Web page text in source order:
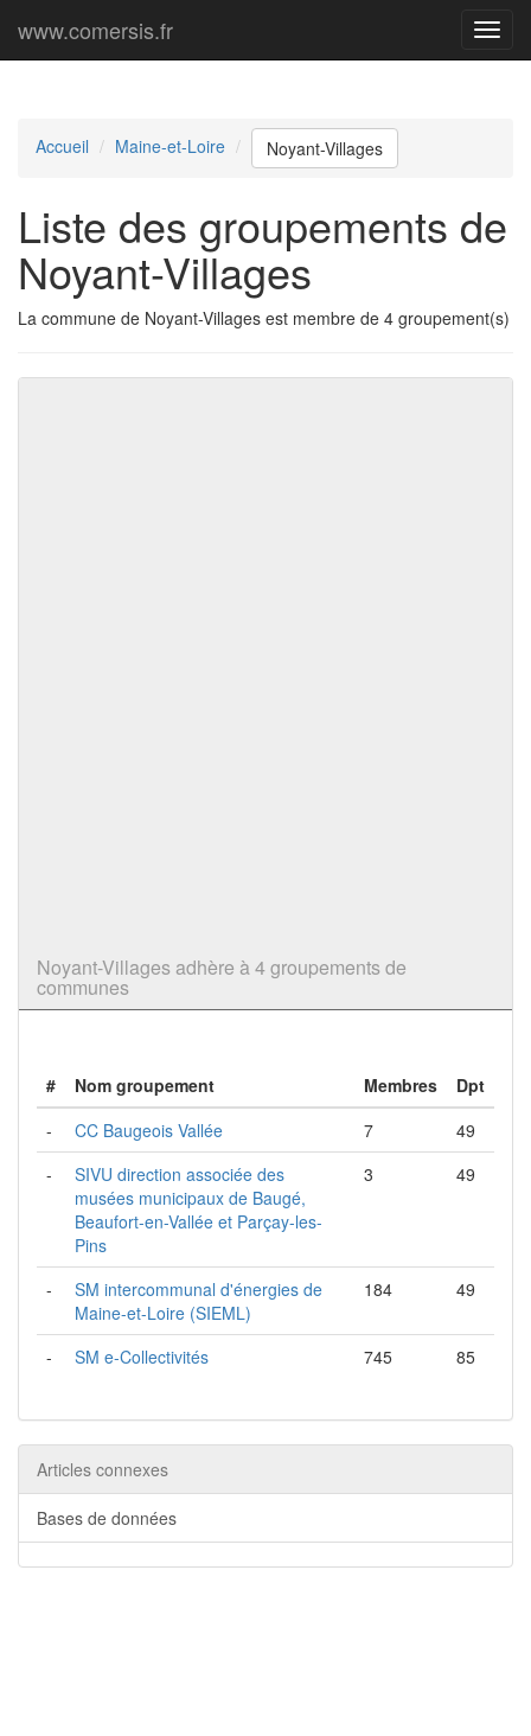
Menu
www.comersis.fr
Accueil Maine-et-Loire Noyant-Villages
Liste des groupements de
Noyant-Villages
La commune de Noyant-Villages est membre de 4 groupement(s)
Noyant-Villages adhère à 4 groupements de
communes
# Nom groupement Membres
Dpt
-
CC Baugeois Vallée 7
49
-
SIVU direction associée des
musées municipaux de Baugé,
Beaufort-en-Vallée et Parçay-les-
Pins
3 49
-
SM intercommunal d'énergies de
Maine-et-Loire (SIEML)
184 49
- SM e-Collectivités 745 85
Articles connexes
Bases de données